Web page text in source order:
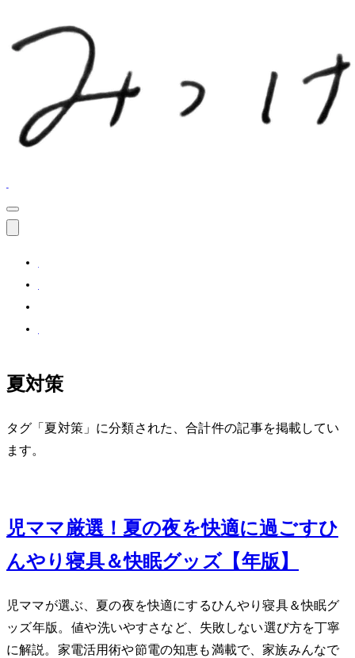
夏対策
タグ「夏対策」に分類された、合計 1 件の記事を掲載してい
ます。
2児ママ厳選！夏の夜を快適に過ごすひ
んやり寝具＆快眠グッズ【2026年版】
2児ママが選ぶ、夏の夜を快適にするひんやり寝具＆快眠グ
ッズ2026年版。Q-max値や洗いやすさなど、失敗しない選び方を丁寧
に解説。家電活用術や節電の知恵も満載で、家族みんなで